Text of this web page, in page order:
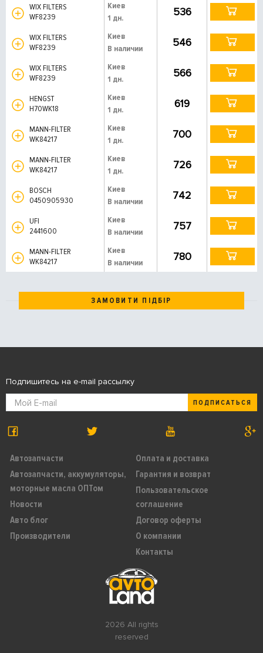
WIX FILTERS
WF8239
Киев
1 дн.
536
WIX FILTERS
WF8239
Киев
В наличии
546
WIX FILTERS
WF8239
Киев
1 дн.
566
HENGST
H70WK18
Киев
1 дн.
619
MANN-FILTER
WK84217
Киев
1 дн.
700
MANN-FILTER
WK84217
Киев
1 дн.
726
BOSCH
0450905930
Киев
В наличии
742
UFI
2441600
Киев
В наличии
757
MANN-FILTER
WK84217
Киев
В наличии
780
ЗАМОВИТИ ПІДБІР
2026 All rights
reserved
Автозапчасти
Автозапчасти, аккумуляторы,
моторные масла ОПТом
Новости
Авто блог
Производители
Оплата и доставка
Гарантия и возврат
Пользовательское
соглашение
Договор оферты
О компании
Контакты
Подпишитесь на e-mail рассылку
ПОДПИСАТЬСЯ